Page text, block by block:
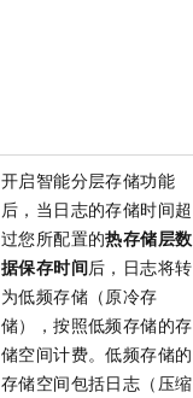
开启智能分层存储功能
后，当日志的存储时间超
过您所配置的热存储层数
据保存时间后，日志将转
为低频存储（原冷存
储），按照低频存储的存
储空间计费。低频存储的
存储空间包括日志（压缩